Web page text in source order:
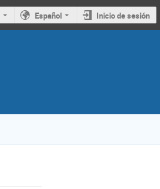
Español Inicio de sesión